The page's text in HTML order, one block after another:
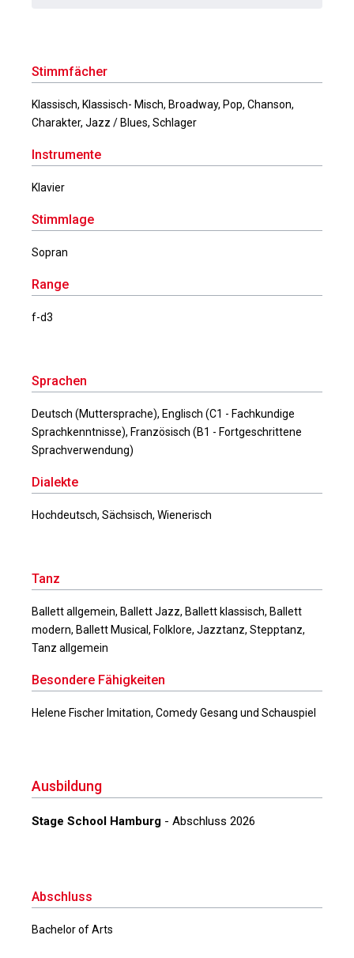
Stimmfächer
Klassisch, Klassisch- Misch, Broadway, Pop, Chanson,
Charakter, Jazz / Blues, Schlager
Instrumente
Klavier
Stimmlage
Sopran
Range
f-d3
Sprachen
Deutsch (Muttersprache), Englisch (C1 - Fachkundige
Sprachkenntnisse), Französisch (B1 - Fortgeschrittene
Sprachverwendung)
Dialekte
Hochdeutsch, Sächsisch, Wienerisch
Tanz
Ballett allgemein, Ballett Jazz, Ballett klassisch, Ballett
modern, Ballett Musical, Folklore, Jazztanz, Stepptanz,
Tanz allgemein
Besondere Fähigkeiten
Helene Fischer Imitation, Comedy Gesang und Schauspiel
Ausbildung
Stage School Hamburg - Abschluss 2026
Abschluss
Bachelor of Arts